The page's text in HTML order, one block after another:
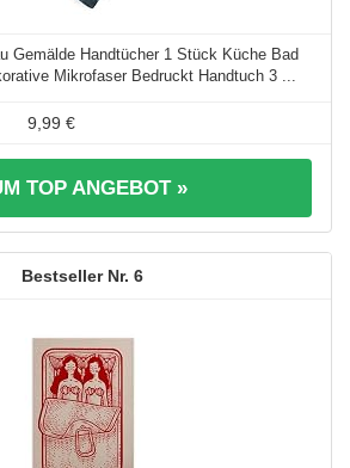
Gemälde Handtücher 1 Stück Küche Bad
Mikrofaser Bedruckt Handtuch 3 ...
9,99 €
TOP ANGEBOT »
6